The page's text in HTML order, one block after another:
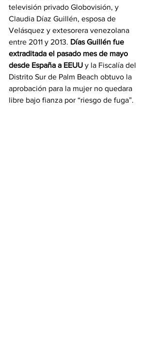
televisión privado Globovisión, y
Claudia Díaz Guillén, esposa de
Velásquez y extesorera venezolana
entre 2011 y 2013. Días Guillén fue
extraditada el pasado mes de mayo
desde España a EEUU y la Fiscalía del
Distrito Sur de Palm Beach obtuvo la
aprobación para la mujer no quedara
libre bajo fianza por “riesgo de fuga”.